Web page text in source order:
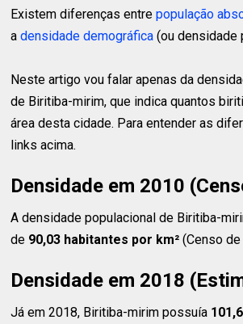
Existem diferenças entrepopulação
adensidade demográfica (ou densidade
Neste artigo vou falar apenas da
de Biritiba-mirim, que indica quantos
área desta cidade. Para entender as
links acima.
Densidade em 2010
A densidade populacional de Biritiba-
de 90,03 habitantes por km² (Censo
Densidade em 2018
Já em 2018, Biritiba-mirim possuía